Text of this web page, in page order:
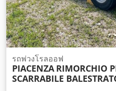
รถพ่วงโรลออฟ
PIACENZA RIMORCHIO
SCARRABILE